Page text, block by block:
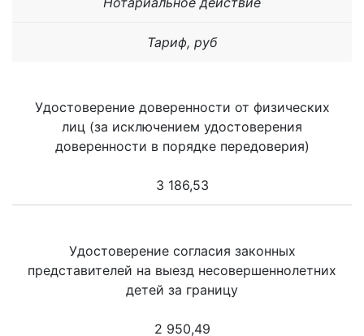
Тариф, руб
Удостоверение доверенности от физических
лиц (за исключением удостоверения
доверенности в порядке передоверия)
3 186,53
Удостоверение согласия законных
представителей на выезд несовершеннолетних
детей за границу
2 950,49